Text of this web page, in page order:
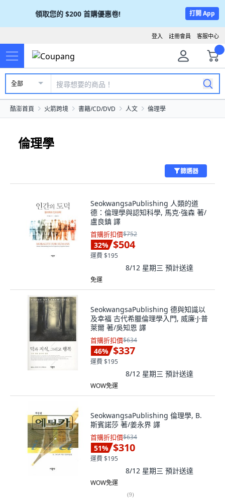
領取您的 $200 首購優惠卷! 打開 App
客服中心
註冊會員
登入
全部
酷澎首頁 火箭跨境 書籍/CD/DVD 人文 倫理學
倫理學
篩選器
SeokwangsaPublishing 人類的道
德：倫理學與認知科學, 馬克·強森 著/
盧良鎮 譯
首購折扣價$752
32% $504
運費 $195
8/12 星期三 預計送達
免運
SeokwangsaPublishing 德與知識以
及幸福 古代希臘倫理學入門, 威廉·J·普
萊爾 著/吳知恩 譯
首購折扣價$634
46% $337
運費 $195
8/12 星期三 預計送達
WOW免運
SeokwangsaPublishing 倫理學, B.
斯賓諾莎 著/姜永界 譯
首購折扣價$634
51% $310
運費 $195
8/12 星期三 預計送達
WOW免運
(9)